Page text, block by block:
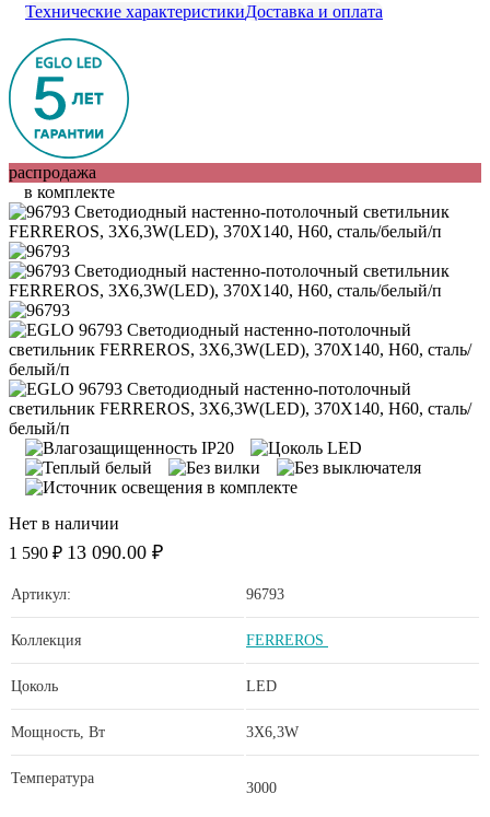
Технические характеристикиДоставка и оплата
распродажа
в комплекте
Нет в наличии
1 590 ₽ 13 090.00 ₽
Артикул: 96793
Коллекция FERREROS
Цоколь LED
Мощность, Вт 3X6,3W
Температура
3000